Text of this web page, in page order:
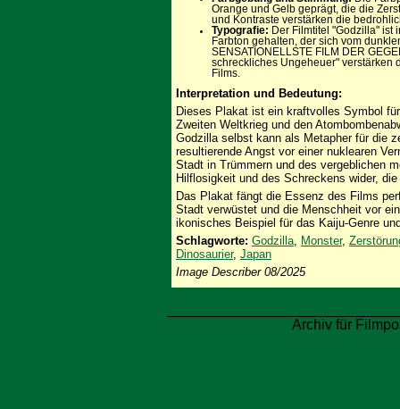
Orange und Gelb geprägt, die die
und Kontraste verstärken die
Typografie: Der Filmtitel "Godzilla"
Farbton gehalten, der sich vom
SENSATIONELLSTE FILM DER
schreckliches Ungeheuer" verstärken
Films.
Interpretation und Bedeutung:
Dieses Plakat ist ein kraftvolles Symbol
Zweiten Weltkrieg und den
Godzilla selbst kann als Metapher für die
resultierende Angst vor einer nuklearen
Stadt in Trümmern und des vergeblichen
Hilflosigkeit und des Schreckens wider,
Das Plakat fängt die Essenz des Films
Stadt verwüstet und die Menschheit vor
ikonisches Beispiel für das Kaiju-Genre
Schlagworte: Godzilla, Monster,
Dinosaurier, Japan
Image Describer 08/2025
Archiv für